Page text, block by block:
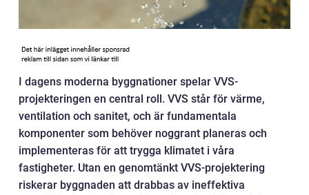
I dagens moderna byggnationer spelar VVS-
projekteringen en central roll. VVS står för värme,
ventilation och sanitet, och är fundamentala
komponenter som behöver noggrant planeras och
implementeras för att trygga klimatet i våra
fastigheter. Utan en genomtänkt VVS-projektering
riskerar byggnaden att drabbas av ineffektiva